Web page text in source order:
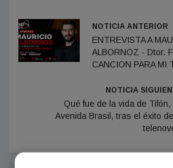
NOTICIA ANTERIOR
ENTREVISTA A
ALBORNOZ - Dtor.
CANCION PARA MI
NOTICIA
Qué fue de la vida de Tifón,
Avenida Brasil, tras el éxito